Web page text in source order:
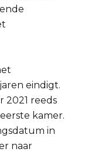
eindigt.
2021 reeds
kamer.
in
naar